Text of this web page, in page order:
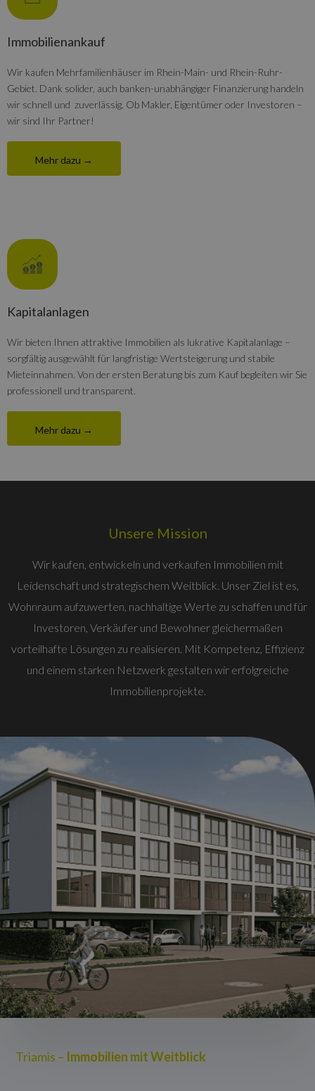
Immobilienankauf
Wir kaufen Mehrfamilienhäuser im Rhein-Main- und Rhein-Ruhr-
Gebiet. Dank solider, auch banken-unabhängiger Finanzierung handeln
wir schnell und zuverlässig. Ob Makler, Eigentümer oder Investoren –
wir sind Ihr Partner!
Mehr dazu →
Kapitalanlagen
Wir bieten Ihnen attraktive Immobilien als lukrative Kapitalanlage –
sorgfältig ausgewählt für langfristige Wertsteigerung und stabile
Mieteinnahmen. Von der ersten Beratung bis zum Kauf begleiten wir Sie
professionell und transparent.
Mehr dazu →
Unsere Mission
Wir kaufen, entwickeln und verkaufen Immobilien mit
Leidenschaft und strategischem Weitblick. Unser Ziel ist es,
Wohnraum aufzuwerten, nachhaltige Werte zu schaffen und für
Investoren, Verkäufer und Bewohner gleichermaßen
vorteilhafte Lösungen zu realisieren. Mit Kompetenz, Effizienz
und einem starken Netzwerk gestalten wir erfolgreiche
Immobilienprojekte.
Triamis – Immobilien mit Weitblick